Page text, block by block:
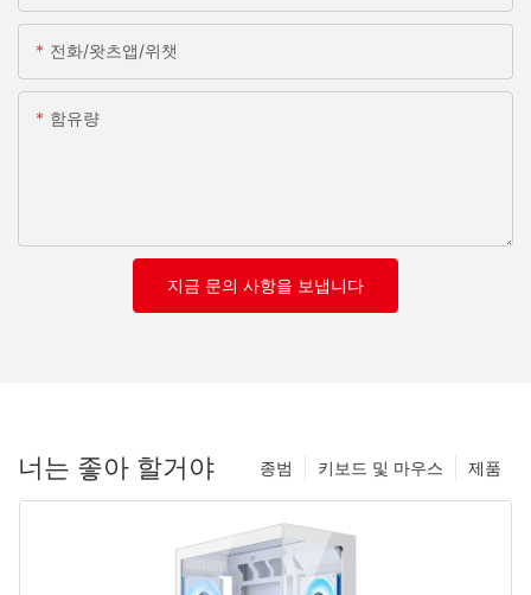
전화/왓츠앱/위챗
함유량
지금 문의 사항을 보냅니다
너는 좋아 할거야 제품
키보드 및 마우스
종범